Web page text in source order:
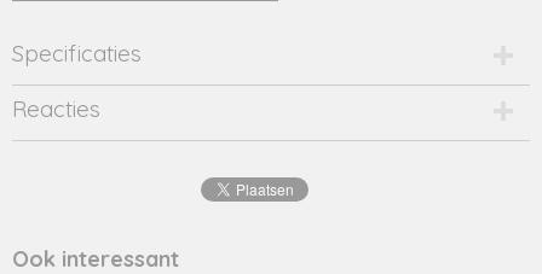
Specificaties
Productcode
Y408-6213-21696
Reacties
Ook interessant